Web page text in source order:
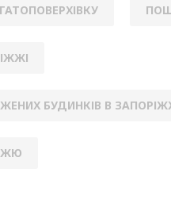
БУДИНКІВ В